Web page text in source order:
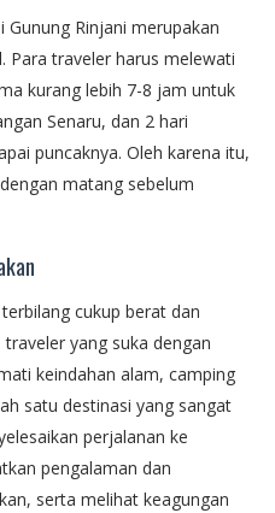
Rinjani merupakan
Para traveler harus melewati
kurang lebih 7-8 jam untuk
Senaru, dan 2 hari
puncaknya. Oleh karena itu,
matang sebelum
cukup berat dan
yang suka dengan
keindahan alam, camping
satu destinasi yang sangat
perjalanan ke
pengalaman dan
serta melihat keagungan